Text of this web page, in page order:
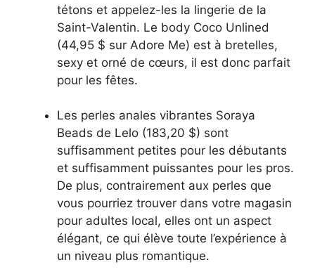
tétons et appelez-les la lingerie de la
Saint-Valentin. Le body Coco Unlined
(44,95 $ sur Adore Me) est à bretelles,
sexy et orné de cœurs, il est donc parfait
pour les fêtes.
Les perles anales vibrantes Soraya
Beads de Lelo (183,20 $) sont
suffisamment petites pour les débutants
et suffisamment puissantes pour les pros.
De plus, contrairement aux perles que
vous pourriez trouver dans votre magasin
pour adultes local, elles ont un aspect
élégant, ce qui élève toute l’expérience à
un niveau plus romantique.